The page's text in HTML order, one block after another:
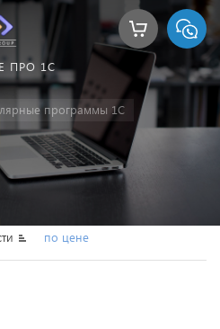
ПРО 1С
программы 1С
по цене